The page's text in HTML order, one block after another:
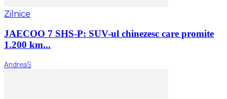
Zilnice
JAECOO 7 SHS-P: SUV-ul chinezesc care promite
1.200 km...
AndreaS